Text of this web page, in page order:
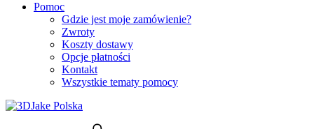
Pomoc
Gdzie jest moje zamówienie?
Zwroty
Koszty dostawy
Opcje płatności
Kontakt
Wszystkie tematy pomocy